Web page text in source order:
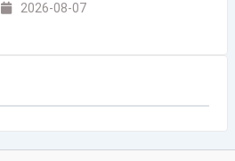
2026-08-07